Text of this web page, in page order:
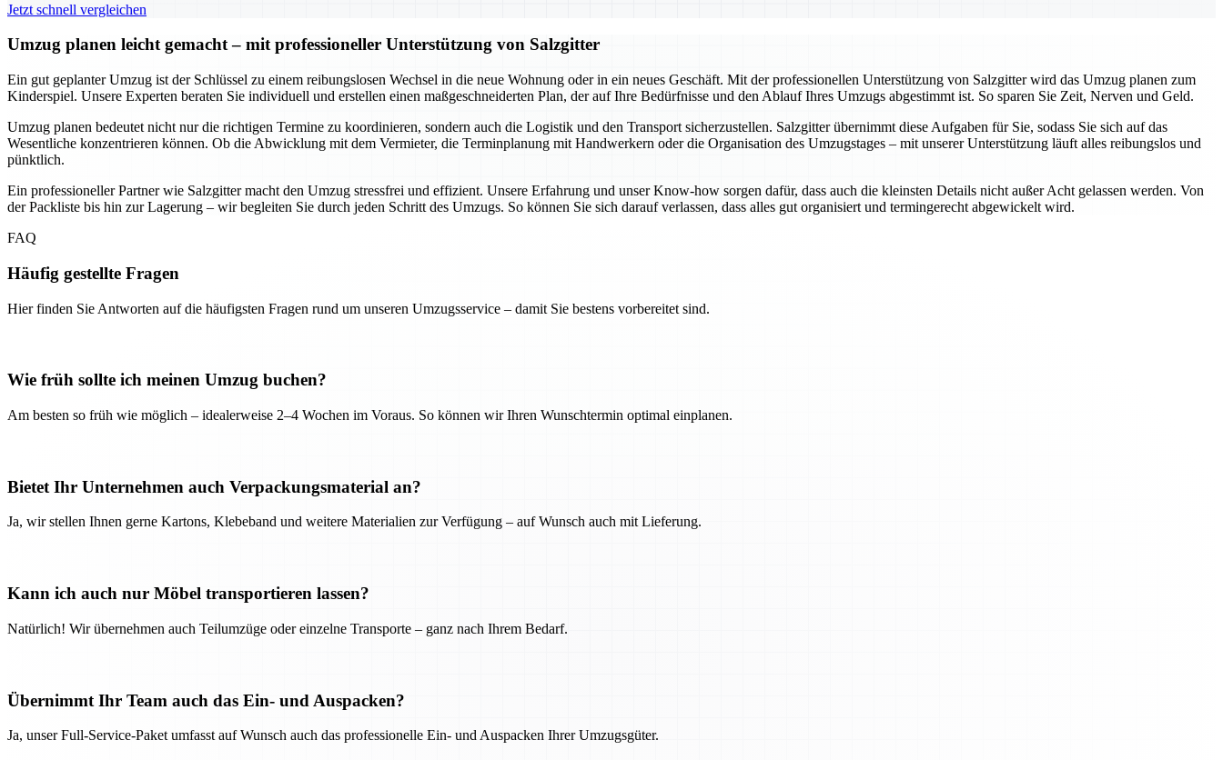
Jetzt schnell vergleichen
Umzug planen leicht gemacht – mit professioneller Unterstützung von Salzgitter
Ein gut geplanter Umzug ist der Schlüssel zu einem reibungslosen Wechsel in die neue Wohnung oder in ein neues Geschäft. Mit der professionellen Unterstützung von Salzgitter wird das Umzug planen zum
Kinderspiel. Unsere Experten beraten Sie individuell und erstellen einen maßgeschneiderten Plan, der auf Ihre Bedürfnisse und den Ablauf Ihres Umzugs abgestimmt ist. So sparen Sie Zeit, Nerven und Geld.
Umzug planen bedeutet nicht nur die richtigen Termine zu koordinieren, sondern auch die Logistik und den Transport sicherzustellen. Salzgitter übernimmt diese Aufgaben für Sie, sodass Sie sich auf das
Wesentliche konzentrieren können. Ob die Abwicklung mit dem Vermieter, die Terminplanung mit Handwerkern oder die Organisation des Umzugstages – mit unserer Unterstützung läuft alles reibungslos und
pünktlich.
Ein professioneller Partner wie Salzgitter macht den Umzug stressfrei und effizient. Unsere Erfahrung und unser Know-how sorgen dafür, dass auch die kleinsten Details nicht außer Acht gelassen werden. Von
der Packliste bis hin zur Lagerung – wir begleiten Sie durch jeden Schritt des Umzugs. So können Sie sich darauf verlassen, dass alles gut organisiert und termingerecht abgewickelt wird.
FAQ
Häufig gestellte Fragen
Hier finden Sie Antworten auf die häufigsten Fragen rund um unseren Umzugsservice – damit Sie bestens vorbereitet sind.
Wie früh sollte ich meinen Umzug buchen?
Am besten so früh wie möglich – idealerweise 2–4 Wochen im Voraus. So können wir Ihren Wunschtermin optimal einplanen.
Bietet Ihr Unternehmen auch Verpackungsmaterial an?
Ja, wir stellen Ihnen gerne Kartons, Klebeband und weitere Materialien zur Verfügung – auf Wunsch auch mit Lieferung.
Kann ich auch nur Möbel transportieren lassen?
Natürlich! Wir übernehmen auch Teilumzüge oder einzelne Transporte – ganz nach Ihrem Bedarf.
Übernimmt Ihr Team auch das Ein- und Auspacken?
Ja, unser Full-Service-Paket umfasst auf Wunsch auch das professionelle Ein- und Auspacken Ihrer Umzugsgüter.